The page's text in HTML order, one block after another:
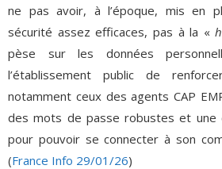
ne pas avoir, à l’époque, mis en
sécurité assez efficaces, pas à la «
pèse sur les données
l’établissement public de
notamment ceux des agents CAP
des mots de passe robustes et une
pour pouvoir se connecter à son
(France Info 29/01/26)